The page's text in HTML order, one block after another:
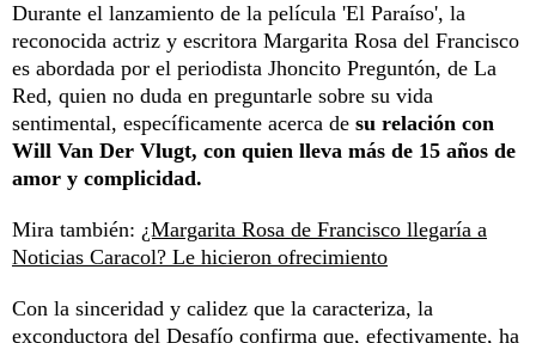
Durante el lanzamiento de la película 'El Paraíso', la
reconocida actriz y escritora Margarita Rosa del Francisco
es abordada por el periodista Jhoncito Preguntón, de La
Red, quien no duda en preguntarle sobre su vida
sentimental, específicamente acerca de su relación con
Will Van Der Vlugt, con quien lleva más de 15 años de
amor y complicidad.
Mira también: ¿Margarita Rosa de Francisco llegaría a
Noticias Caracol? Le hicieron ofrecimiento
Con la sinceridad y calidez que la caracteriza, la
exconductora del Desafío confirma que, efectivamente, ha